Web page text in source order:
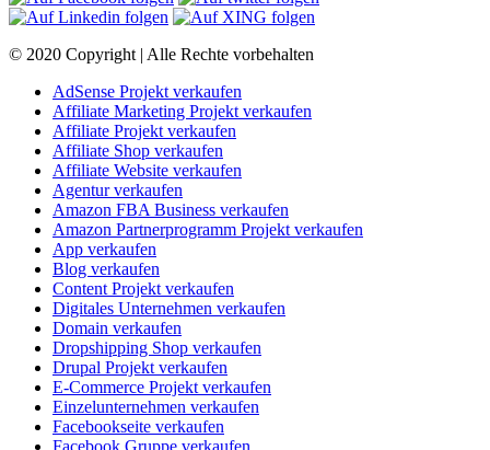
© 2020 Copyright | Alle Rechte vorbehalten
AdSense Projekt verkaufen
Affiliate Marketing Projekt verkaufen
Affiliate Projekt verkaufen
Affiliate Shop verkaufen
Affiliate Website verkaufen
Agentur verkaufen
Amazon FBA Business verkaufen
Amazon Partnerprogramm Projekt verkaufen
App verkaufen
Blog verkaufen
Content Projekt verkaufen
Digitales Unternehmen verkaufen
Domain verkaufen
Dropshipping Shop verkaufen
Drupal Projekt verkaufen
E-Commerce Projekt verkaufen
Einzelunternehmen verkaufen
Facebookseite verkaufen
Facebook Gruppe verkaufen